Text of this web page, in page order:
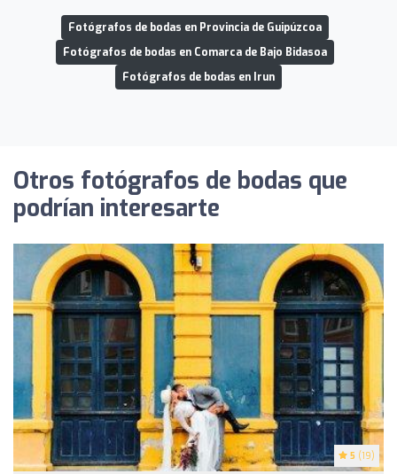
Fotógrafos de bodas en Provincia de Guipúzcoa
Fotógrafos de bodas en Comarca de Bajo Bidasoa
Fotógrafos de bodas en Irun
Otros fotógrafos de bodas que
podrían interesarte
5 (19)